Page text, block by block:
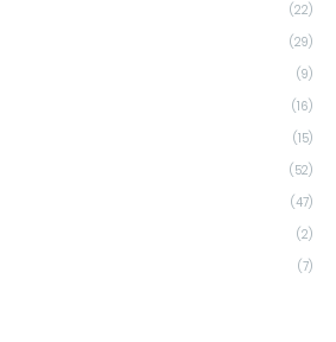
(22)
(29)
(9)
(16)
(15)
(52)
(47)
(2)
(7)